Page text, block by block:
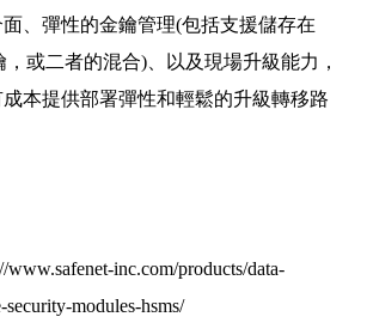
、彈性的金鑰管理(包括支援儲存在
或二者的混合)、以及現場升級能力，
本提供部署彈性和輕鬆的升級轉移路
inc.com/products/data-
modules-hsms/